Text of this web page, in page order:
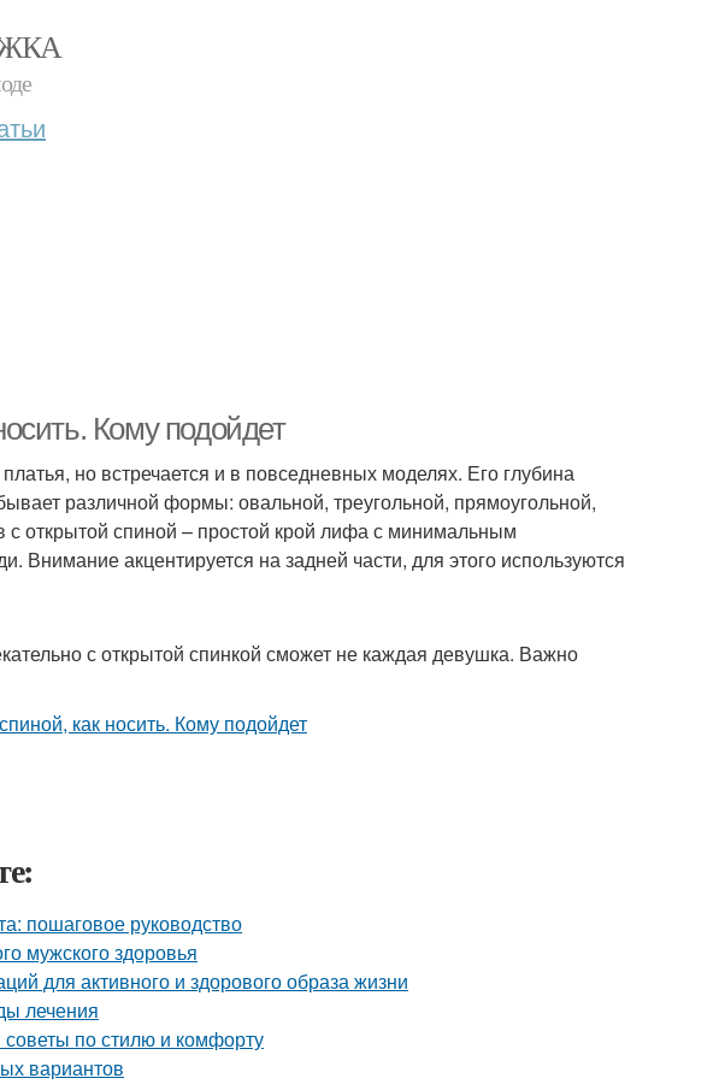
Кому подойдет
но встречается и в повседневных моделях. Его глубина
различной формы: овальной, треугольной, прямоугольной,
с открытой спиной – простой крой лифа с минимальным
Внимание акцентируется на задней части, для этого используются
с открытой спинкой сможет не каждая девушка. Важно
пошаговое руководство
мужского здоровья
для активного и здорового образа жизни
лечения
по стилю и комфорту
вариантов